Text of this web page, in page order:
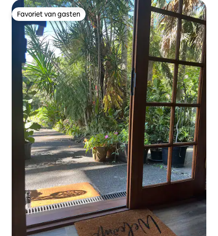
Favoriet van gasten
Favoriet van gasten